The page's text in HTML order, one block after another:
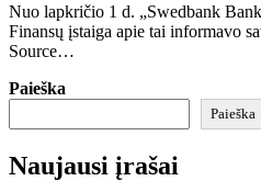
Nuo lapkričio 1 d. „Swedbank
Finansų įstaiga apie tai informavo
Source…
Paieška
Paieška
Naujausi įrašai